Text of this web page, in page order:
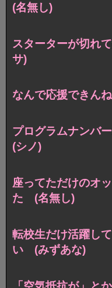
(名無し)
スターターが切れ
サ)
なんで応援できん
プログラムナンバ
(シノ)
座ってただけのオ
た (名無し)
転校生だけ活躍し
い (みずあな)